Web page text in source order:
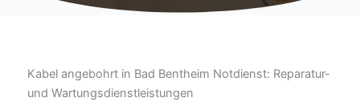
Kabel angebohrt in Bad Bentheim Notdienst: Reparatur-
und Wartungsdienstleistungen